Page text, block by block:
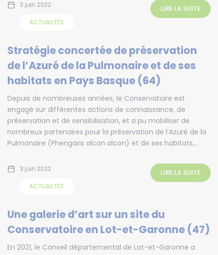
3 juin 2022 LIRE LA SUITE
ACTUALITÉS
Stratégie concertée de préservation
de l’Azuré de la Pulmonaire et de ses
habitats en Pays Basque (64)
Depuis de nombreuses années, le Conservatoire est
engagé sur différentes actions de connaissance, de
préservation et de sensibilisation, et a pu mobiliser de
nombreux partenaires pour la préservation de l’Azuré de la
Pulmonaire (Phengaris alcon alcon) et de ses habitats,...
3 juin 2022 LIRE LA SUITE
ACTUALITÉS
Une galerie d’art sur un site du
Conservatoire en Lot-et-Garonne (47)
En 2021, le Conseil départemental de Lot-et-Garonne a